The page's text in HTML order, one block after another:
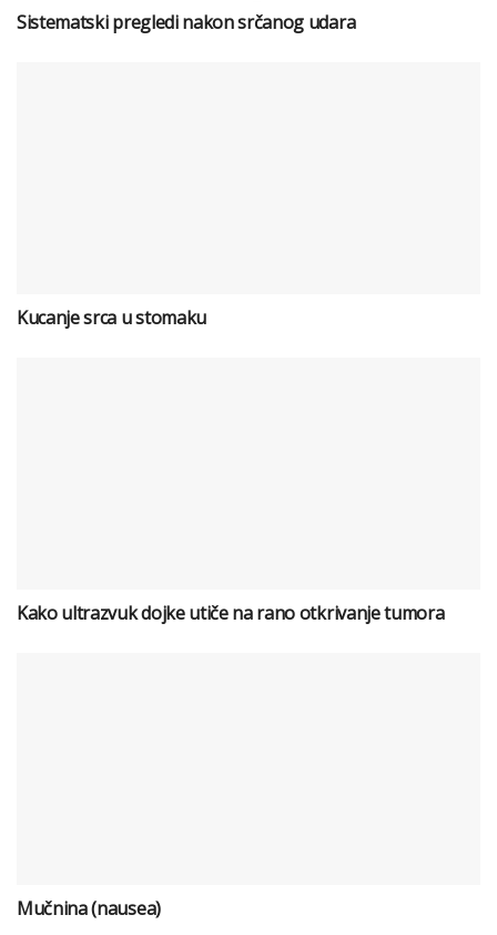
Sistematski pregledi nakon srčanog udara
Kucanje srca u stomaku
Kako ultrazvuk dojke utiče na rano otkrivanje tumora
Mučnina (nausea)